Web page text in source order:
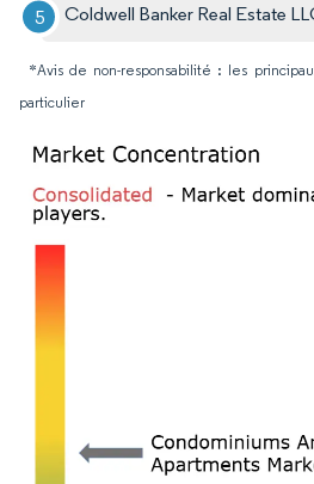
Coldwell Banker Real Estate
*Avis de non-responsabilité : les
particulier